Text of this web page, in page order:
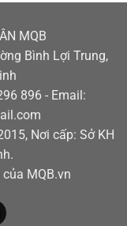
MQB
Bình Lợi Trung,
896 - Email:
Nơi cấp: Sở KH
MQB.vn